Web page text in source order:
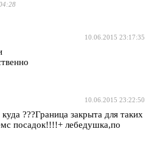
10.06.2015 23:17:35
10.06.2015 23:22:50
???Граница закрыта для таких
посадок!!!!+ лебедушка,по